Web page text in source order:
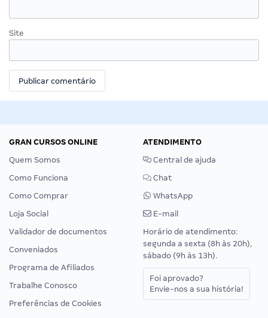
Site
GRAN CURSOS ONLINE
Quem Somos
Como Funciona
Como Comprar
Loja Social
Validador de documentos
Conveniados
Programa de Afiliados
Trabalhe Conosco
Preferências de Cookies
ATENDIMENTO
Central de ajuda
Chat
WhatsApp
E-mail
Horário de atendimento:
segunda a sexta (8h às 20h),
sábado (9h às 13h).
Foi aprovado?
Envie-nos a sua história!